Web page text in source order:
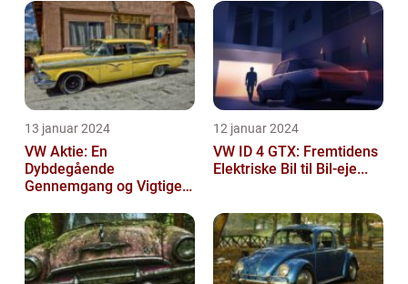
13 januar 2024
VW Aktie: En
Dybdegående
Gennemgang og Vigtige
12 januar 2024
VW ID 4 GTX: Fremtidens
Elektriske Bil til Bil-eje...